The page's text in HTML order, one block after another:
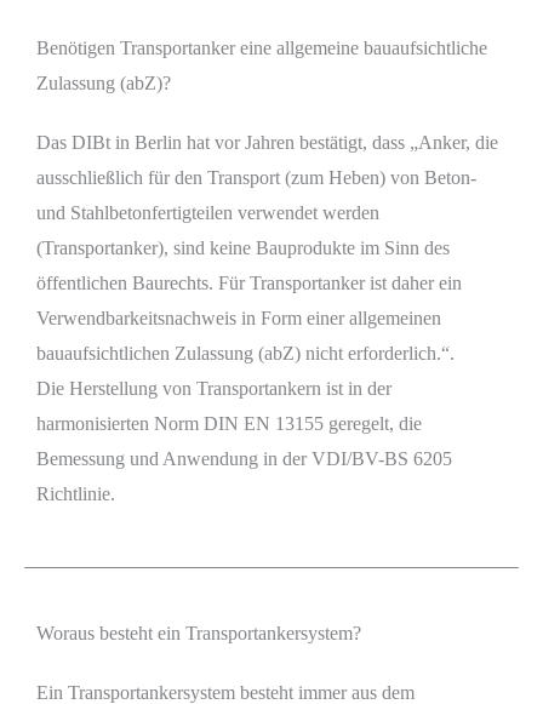
Benötigen Transportanker eine allgemeine bauaufsichtliche
Zulassung (abZ)?
Das DIBt in Berlin hat vor Jahren bestätigt, dass „Anker, die
ausschließlich für den Transport (zum Heben) von Beton-
und Stahlbetonfertigteilen verwendet werden
(Transportanker), sind keine Bauprodukte im Sinn des
öffentlichen Baurechts. Für Transportanker ist daher ein
Verwendbarkeitsnachweis in Form einer allgemeinen
bauaufsichtlichen Zulassung (abZ) nicht erforderlich.“.
Die Herstellung von Transportankern ist in der
harmonisierten Norm DIN EN 13155 geregelt, die
Bemessung und Anwendung in der VDI/BV-BS 6205
Richtlinie.
Woraus besteht ein Transportankersystem?
Ein Transportankersystem besteht immer aus dem